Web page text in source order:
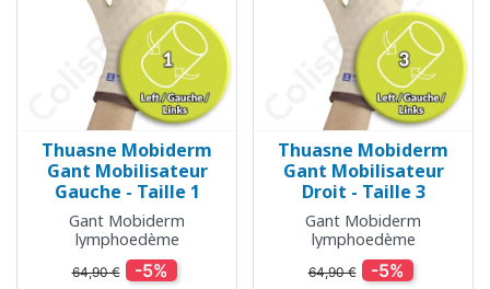
Thuasne Mobiderm
Gant Mobilisateur
Gauche - Taille 1
Gant Mobiderm
lymphoedème
64,90 € -5%
Thuasne Mobiderm
Gant Mobilisateur
Droit - Taille 3
Gant Mobiderm
lymphoedème
64,90 € -5%